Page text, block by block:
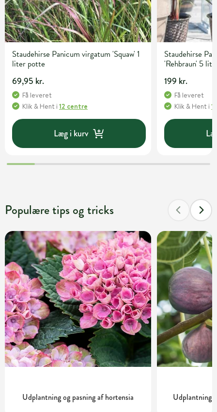
Staudehirse Panicum virgatum 'Squaw' 1
liter potte
69,95 kr.
Få leveret
Klik & Hent i 12 centre
Læg i kurv
Staudehirse
'Rehbraun' 5
199 kr.
Få leveret
Klik & Hent i
Populære tips og tricks
Udplantning og pasning af hortensia Udplantning